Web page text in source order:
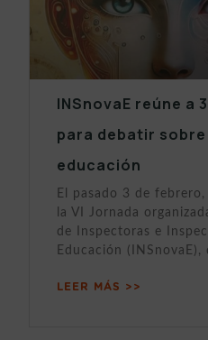
INSnovaE reúne a
para debatir sobre
educación
El pasado 3 de
la VI Jornada
de Inspectoras e
Educación (INSnovaE),
LEER MÁS >>